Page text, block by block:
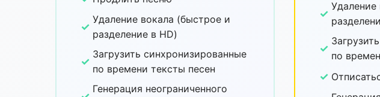
✓
Удаление вокала (быстрое и
разделение в HD)
✓
Загрузить синхронизированные
по времени тексты песен
Генерация неограниченного
✓
Удаление
✓
по
✓